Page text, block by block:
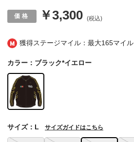
獲得ステージマイル：最大165マイル
￥3,300 (税込)
カラー：ブラック*イエロー
サイズ：L サイズガイドはこちら